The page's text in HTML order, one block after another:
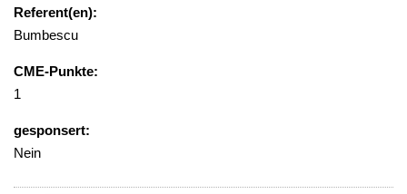
Referent(en):
Bumbescu
CME-Punkte:
1
gesponsert:
Nein